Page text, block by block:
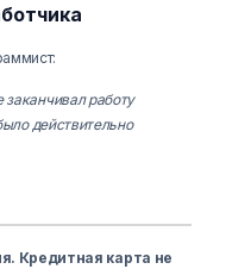
работу
действительно
Кредитная карта не